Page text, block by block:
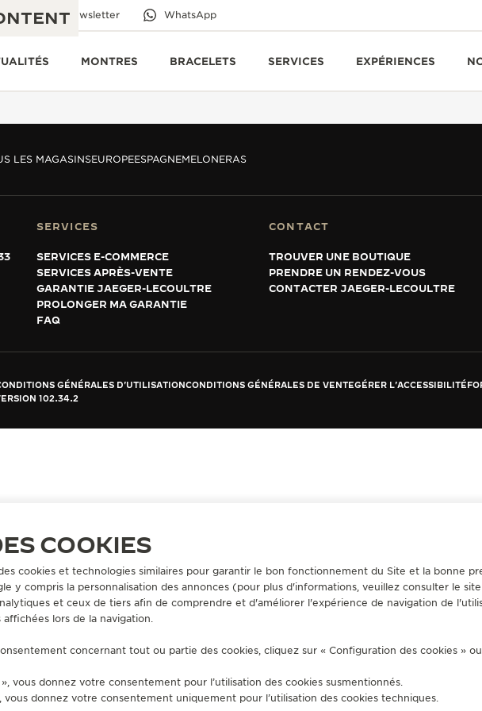
Newsletter WhatsApp
MONTRES BRACELETS SERVICES EXPÉRIENCES
SHOW
SHAPER »
LES MAGASINSEUROPEESPAGNEMELONERAS
SERVICES
SERVICES E-COMMERCE
SERVICES APRÈS-VENTE
GARANTIE JAEGER-LECOULTRE
PROLONGER MA GARANTIE
FAQ
CONTACT
TROUVER UNE BOUTIQUE
PRENDRE UN RENDEZ-VOUS
CONTACTER JAEGER-LECOULTRE
GÉNÉRALES D'UTILISATIONCONDITIONS GÉNÉRALES DE VENTEGÉRER L'ACCESSIBILITÉ
102.34.2
COOKIES
cookies et technologies similaires pour garantir le bon fonctionnement du Site et la bonne
y compris la personnalisation des annonces (pour plus d'informations, veuillez consulter le site
et ceux de tiers afin de comprendre et d'améliorer l'expérience de navigation de
lors de la navigation.
concernant tout ou partie des cookies, cliquez sur « Configuration des cookies »
vous donnez votre consentement pour l’utilisation des cookies susmentionnés.
vous donnez votre consentement uniquement pour l’utilisation des cookies techniques.